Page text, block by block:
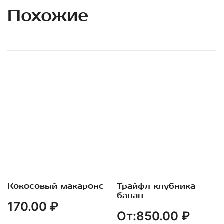
Похожие
Быстрый Просмотр
Кокосовый макаронс
170.00 ₽
Быстрый Просмотр
Трайфл клубника-
банан
От:850.00 ₽